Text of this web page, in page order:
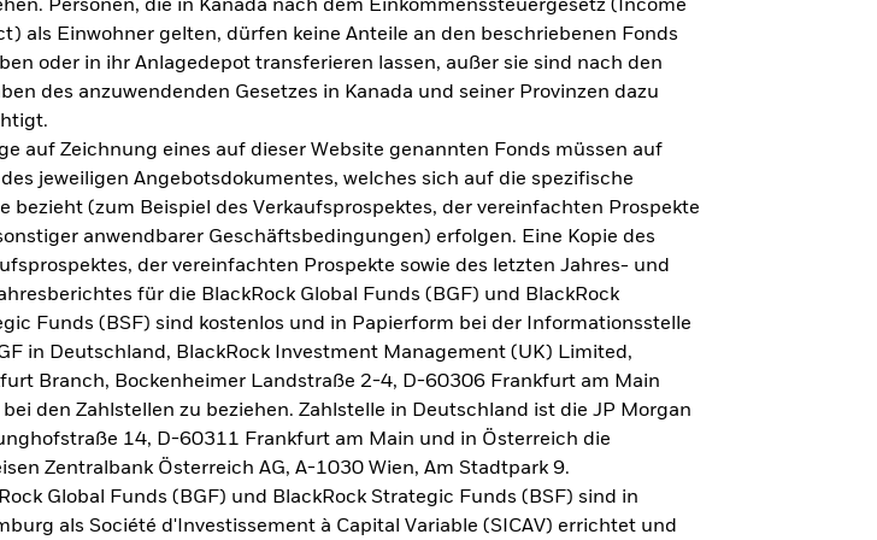
Personen, die in Kanada nach dem Einkommenssteuergesetz (Income
als Einwohner gelten, dürfen keine Anteile an den beschriebenen Fonds
oder in ihr Anlagedepot transferieren lassen, außer sie sind nach den
des anzuwendenden Gesetzes in Kanada und seiner Provinzen dazu
auf Zeichnung eines auf dieser Website genannten Fonds müssen auf
des jeweiligen Angebotsdokumentes, welches sich auf die spezifische
bezieht (zum Beispiel des Verkaufsprospektes, der vereinfachten Prospekte
anwendbarer Geschäftsbedingungen) erfolgen. Eine Kopie des
der vereinfachten Prospekte sowie des letzten Jahres- und
für die BlackRock Global Funds (BGF) und BlackRock
Funds (BSF) sind kostenlos und in Papierform bei der Informationsstelle
in Deutschland, BlackRock Investment Management (UK) Limited,
Branch, Bockenheimer Landstraße 2-4, D-60306 Frankfurt am Main
bei den Zahlstellen zu beziehen. Zahlstelle in Deutschland ist die JP Morgan
14, D-60311 Frankfurt am Main und in Österreich die
Zentralbank Österreich AG, A-1030 Wien, Am Stadtpark 9.
Global Funds (BGF) und BlackRock Strategic Funds (BSF) sind in
als Société d'Investissement à Capital Variable (SICAV) errichtet und